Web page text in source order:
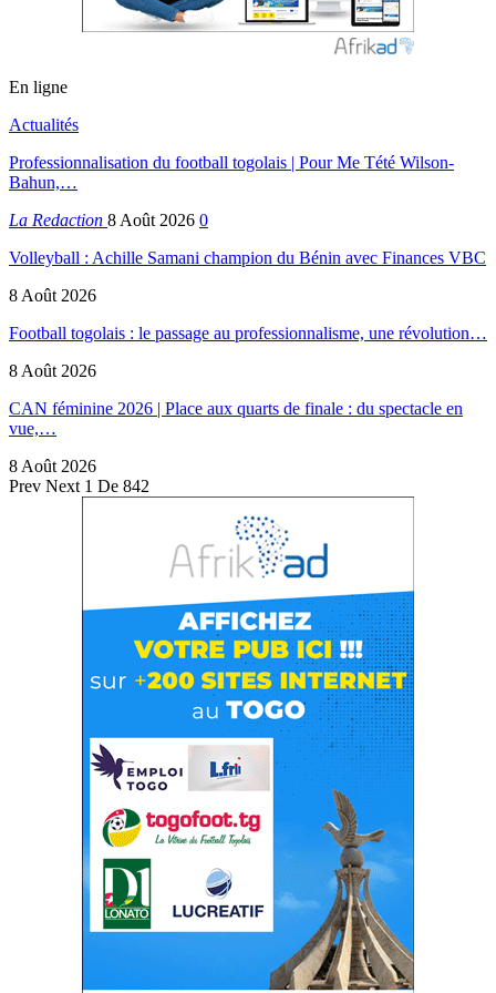
En ligne
Actualités
Professionnalisation du football togolais | Pour Me Tété Wilson-
Bahun,…
La Redaction 8 Août 2026 0
Volleyball : Achille Samani champion du Bénin avec Finances VBC
8 Août 2026
Football togolais : le passage au professionnalisme, une révolution…
8 Août 2026
CAN féminine 2026 | Place aux quarts de finale : du spectacle en
vue,…
8 Août 2026
Prev Next 1 De 842